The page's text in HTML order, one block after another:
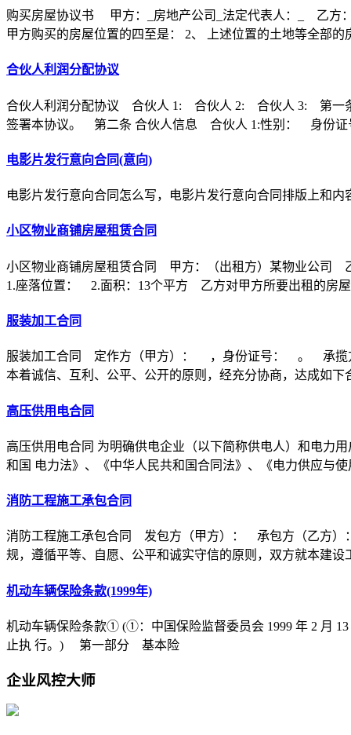
购买房屋协议书 甲方：_房地产公司_法定代表人：_ 乙方
甲方购买的房屋位置的四至是： 2、 上述位置的土地等全部的
合伙人利润分配协议
合伙人利润分配协议 合伙人 1: 合伙人 2: 合伙人 3: 第一条
签署本协议。 第二条 合伙人信息 合伙人 1:性别： 身份
电影片发行意向合同(意向)
电影片发行意向合同怎么写，电影片发行意向合同排版上和
小区物业商铺房屋租赁合同
小区物业商铺房屋租赁合同 甲方：（出租方）某物业公司
1.座落位置： 2.面积：13个平方 乙方对甲方所要出租的房
服装加工合同
服装加工合同 定作方（甲方）： ，身份证号： 。 承揽
本着诚信、互利、公平、公开的原则，经充分协商，达成如下
高压供用电合同
高压供用电合同 为明确供电企业（以下简称供电人）和电力
和国 电力法》、《中华人民共和国合同法》、《电力供应与
消防工程施工承包合同
消防工程施工承包合同 发包方（甲方）： 承包方（乙方）
规，遵循平等、自愿、公平和诚实守信的原则，双方就本建设
机动车辆保险条款(1999年)
机动车辆保险条款① (①：中国保险监督委员会 1999 年 2 月
止执 行。) 第一部分 基本险
企业风控大师